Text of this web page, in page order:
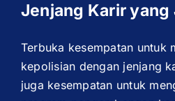
Jenjang Karir yang
Terbuka kesempatan untuk
kepolisian dengan jenjang
juga kesempatan untuk